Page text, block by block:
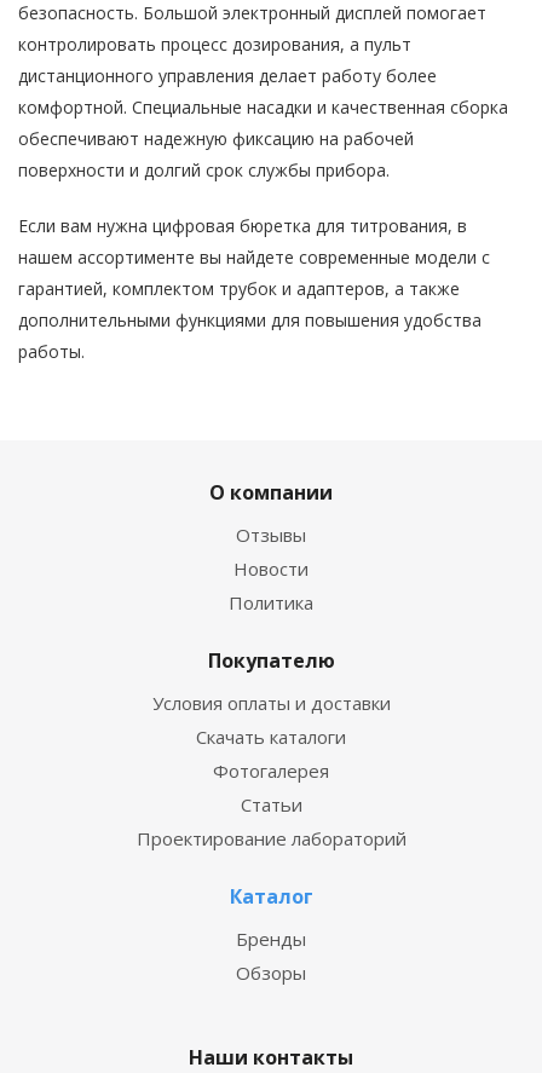
безопасность. Большой электронный дисплей помогает
контролировать процесс дозирования, а пульт
дистанционного управления делает работу более
комфортной. Специальные насадки и качественная сборка
обеспечивают надежную фиксацию на рабочей
поверхности и долгий срок службы прибора.
Если вам нужна цифровая бюретка для титрования, в
нашем ассортименте вы найдете современные модели с
гарантией, комплектом трубок и адаптеров, а также
дополнительными функциями для повышения удобства
работы.
О компании
Отзывы
Новости
Политика
Покупателю
Условия оплаты и доставки
Скачать каталоги
Фотогалерея
Статьи
Проектирование лабораторий
Каталог
Бренды
Обзоры
Наши контакты